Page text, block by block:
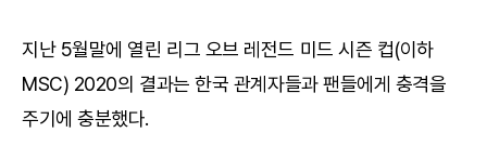
지난 5월말에 열린 리그 오브 레전드 미드 시즌 컵(이하
MSC) 2020의 결과는 한국 관계자들과 팬들에게 충격을
주기에 충분했다.